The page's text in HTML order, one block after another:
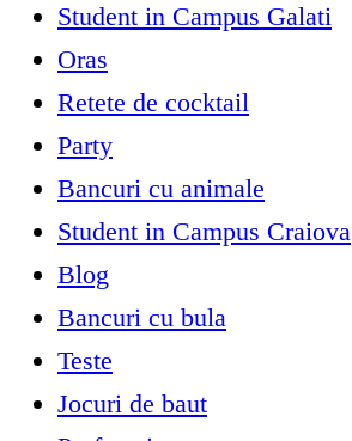
Student in Campus Galati
Oras
Retete de cocktail
Party
Bancuri cu animale
Student in Campus Craiova
Blog
Bancuri cu bula
Teste
Jocuri de baut